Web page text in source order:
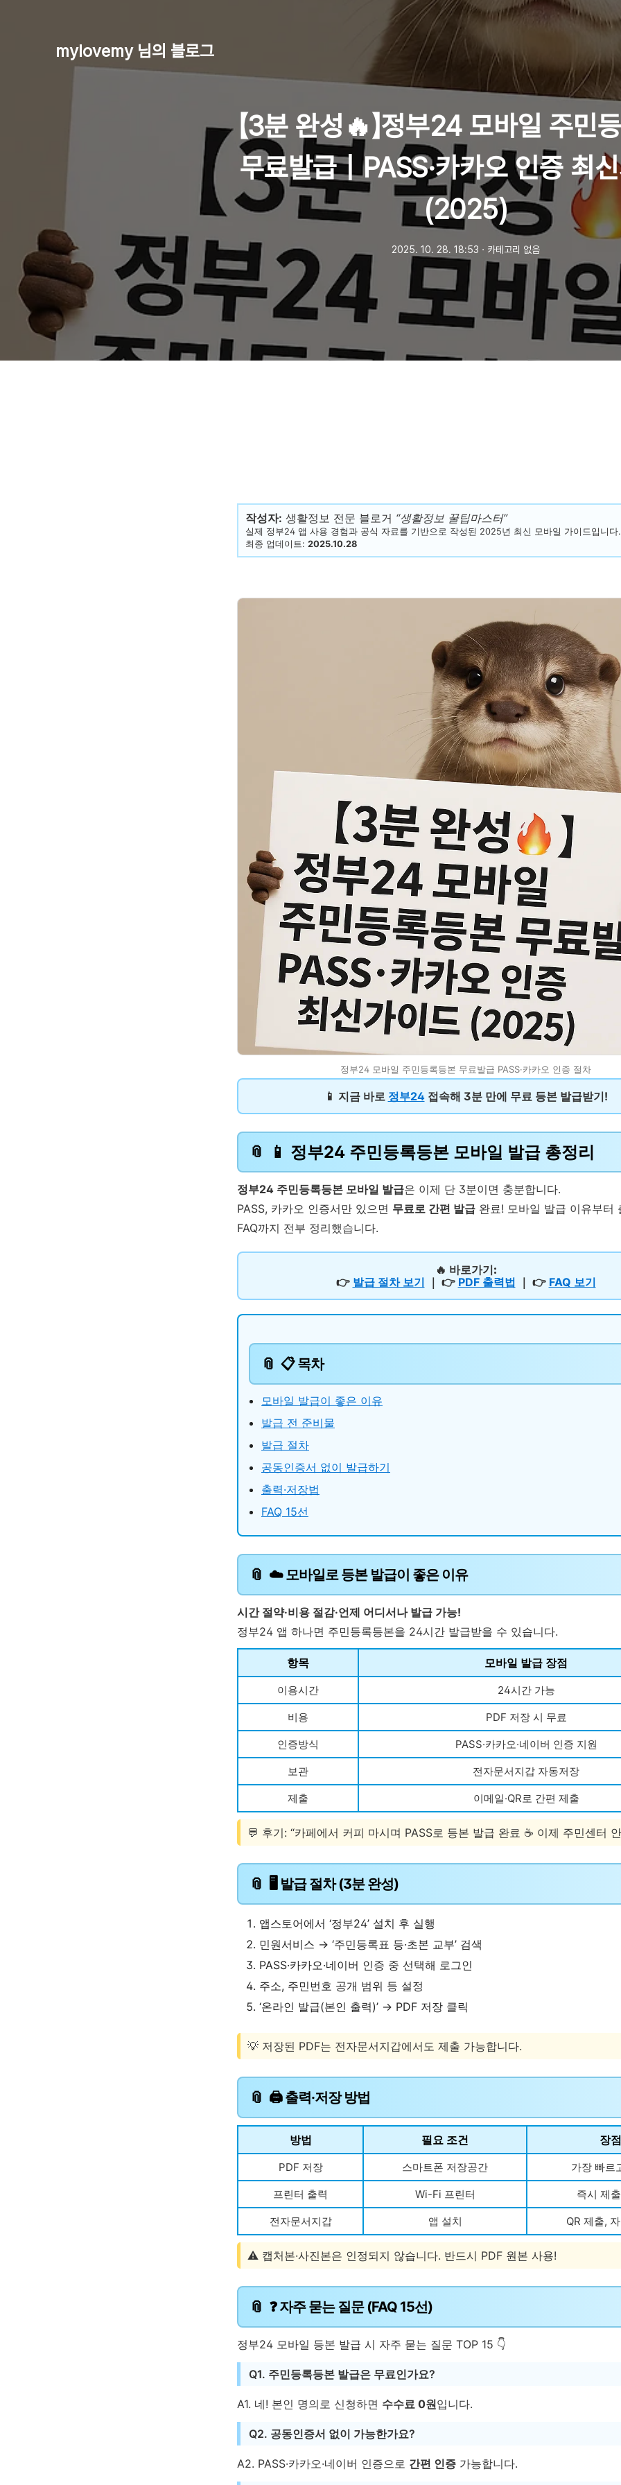
mylovemy 님의 블로그
【3분 완성🔥】정부24 모바일 주민
무료발급｜PASS·카카오 인증 최
(2025)
2025. 10. 28. 18:53 ㆍ 카테고리 없음
작성자: 생활정보 전문 블로거 “생활정보 꿀팁마스터”
실제 정부24 앱 사용 경험과 공식 자료를 기반으로 작성된 2025년 최신 모바일 가이드입니다.
최종 업데이트: 2025.10.28
정부24 모바일 주민등록등본 무료발급 PASS·카카오 인증 절차
📱 지금 바로 정부24접속해 3분 만에 무료 등본 발급받기!
📱 정부24 주민등록등본 모바일 발급 총정리
정부24 주민등록등본 모바일 발급은 이제 단 3분이면 충분합니다.
PASS, 카카오 인증서만 있으면 무료로 간편 발급 완료! 모바일 발급 이유부터
FAQ까지 전부 정리했습니다.
🔥 바로가기:
👉 발급 절차 보기 ｜ 👉 PDF 출력법 ｜ 👉 FAQ 보기
📋 목차
모바일 발급이 좋은 이유
발급 전 준비물
발급 절차
공동인증서 없이 발급하기
출력·저장법
FAQ 15선
☁️ 모바일로 등본 발급이 좋은 이유
시간 절약·비용 절감·언제 어디서나 발급 가능!
정부24 앱 하나면 주민등록등본을 24시간 발급받을 수 있습니다.
항목 모바일 발급 장점
이용시간 24시간 가능
비용 PDF 저장 시 무료
인증방식 PASS·카카오·네이버 인증 지원
보관 전자문서지갑 자동저장
제출 이메일·QR로 간편 제출
💬 후기: “카페에서 커피 마시며 PASS로 등본 발급 완료 ☕ 이제 주민센터
🖥️ 발급 절차 (3분 완성)
앱스토어에서 ‘정부24’ 설치 후 실행
민원서비스 → ‘주민등록표 등·초본 교부’ 검색
PASS·카카오·네이버 인증 중 선택해 로그인
주소, 주민번호 공개 범위 등 설정
‘온라인 발급(본인 출력)’ → PDF 저장 클릭
💡 저장된 PDF는 전자문서지갑에서도 제출 가능합니다.
🖨️ 출력·저장 방법
방법 필요 조건 장점
PDF 저장 스마트폰 저장공간 가장 빠르
프린터 출력 Wi-Fi 프린터 즉시 제
전자문서지갑 앱 설치 QR 제출,
⚠️ 캡처본·사진본은 인정되지 않습니다. 반드시 PDF 원본 사용!
❓ 자주 묻는 질문 (FAQ 15선)
정부24 모바일 등본 발급 시 자주 묻는 질문 TOP 15 👇
Q1. 주민등록등본 발급은 무료인가요?
A1. 네! 본인 명의로 신청하면 수수료 0원입니다.
Q2. 공동인증서 없이 가능한가요?
A2. PASS·카카오·네이버 인증으로 간편 인증 가능합니다.